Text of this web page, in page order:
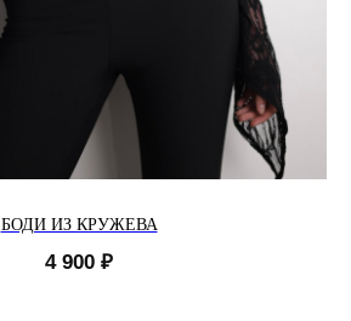
БОДИ ИЗ КРУЖЕВА
4 900 ₽